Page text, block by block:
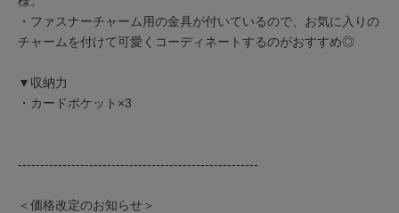
・ファスナーチャーム用の金具が付いているので、お気に入りの
チャームを付けて可愛くコーディネートするのがおすすめ◎
▼収納力
・カードポケット×3
------------------------------------------------------
＜価格改定のお知らせ＞